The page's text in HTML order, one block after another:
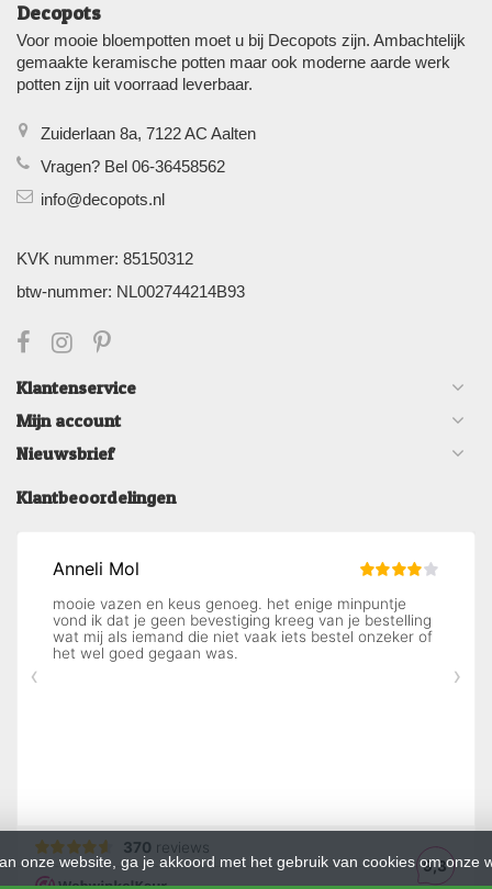
Decopots
Voor mooie bloempotten moet u bij Decopots zijn. Ambachtelijk
gemaakte keramische potten maar ook moderne aarde werk
potten zijn uit voorraad leverbaar.
Zuiderlaan 8a, 7122 AC Aalten
Vragen? Bel 06-36458562
info@decopots.nl
KVK nummer: 85150312
btw-nummer: NL002744214B93
Klantenservice
Mijn account
Nieuwsbrief
Klantbeoordelingen
onze website, ga je akkoord met het gebruik van cookies om onze